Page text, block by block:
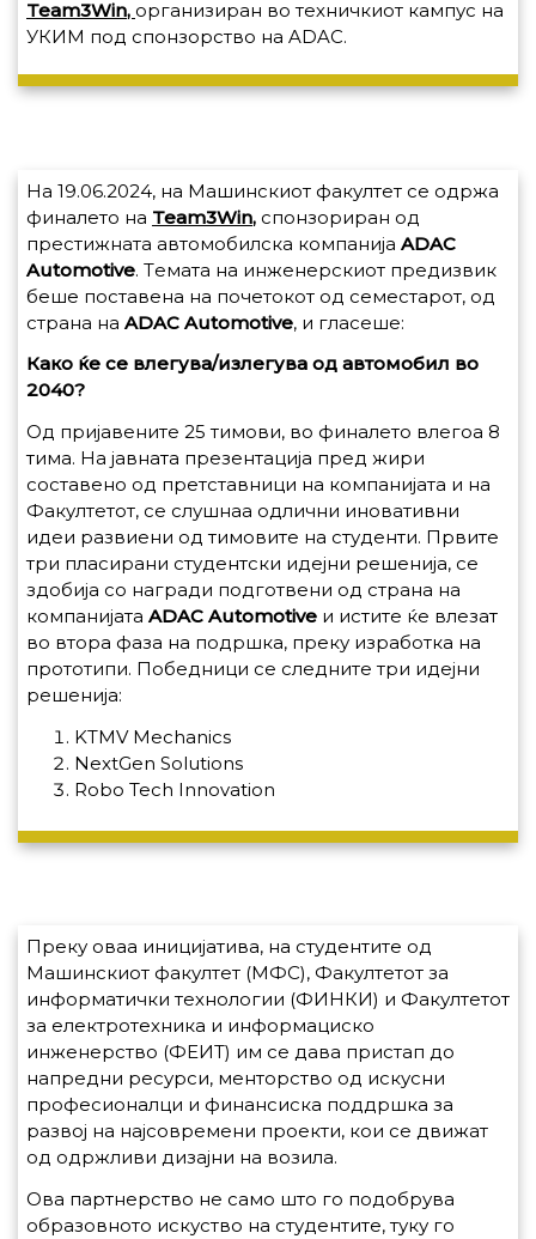
Team3Win, организиран во техничкиот кампус на
УКИМ под спонзорство на ADAC.
На 19.06.2024, на Машинскиот факултет се одржа
финалето на Team3Win, спонзориран од
престижната автомобилска компанија ADAC
Automotive. Tемата на инженерскиот предизвик
беше поставена на почетокот од семестарот, од
страна на ADAC Automotive, и гласеше:
Како ќе се влегува/излегува од автомобил во
2040?
Од пријавените 25 тимови, во финалето влегоа 8
тима. На јавната презентација пред жири
составено од претставници на компанијата и на
Факултетот, се слушнаа одлични иновативни
идеи развиени од тимовите на студенти. Првите
три пласирани студентски идејни решенија, се
здобија со награди подготвени од страна на
компанијата ADAC Automotive и истите ќе влезат
во втора фаза на подршка, преку изработка на
прототипи. Победници се следните три идејни
решенија:
KTMV Mechanics
NextGen Solutions
Robo Tech Innovation
Преку оваа иницијатива, на студентите од
Машинскиот факултет (МФС), Факултетот за
информатички технологии (ФИНКИ) и Факултетот
за електротехника и информациско
инженерство (ФЕИТ) им се дава пристап до
напредни ресурси, менторство од искусни
професионалци и финансиска поддршка за
развој на најсовремени проекти, кои се движат
од одржливи дизајни на возила.
Ова партнерство не само што го подобрува
образовното искуство на студентите, туку го